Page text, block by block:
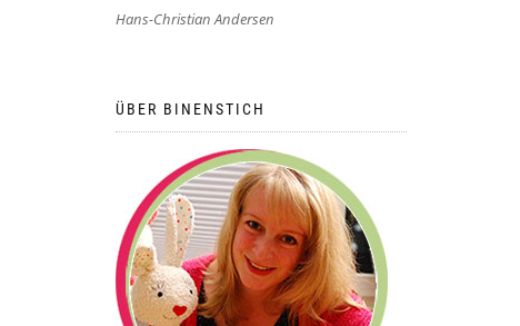
Hans-Christian Andersen
ÜBER BINENSTICH